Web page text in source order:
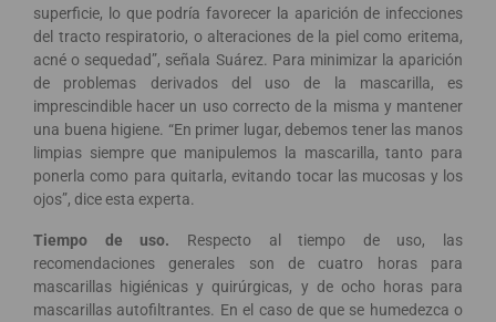
superficie, lo que podría favorecer la aparición de infecciones
del tracto respiratorio, o alteraciones de la piel como eritema,
acné o sequedad”, señala Suárez. Para minimizar la aparición
de problemas derivados del uso de la mascarilla, es
imprescindible hacer un uso correcto de la misma y mantener
una buena higiene. “En primer lugar, debemos tener las manos
limpias siempre que manipulemos la mascarilla, tanto para
ponerla como para quitarla, evitando tocar las mucosas y los
ojos”, dice esta experta.
Tiempo de uso. Respecto al tiempo de uso, las
recomendaciones generales son de cuatro horas para
mascarillas higiénicas y quirúrgicas, y de ocho horas para
mascarillas autofiltrantes. En el caso de que se humedezca o